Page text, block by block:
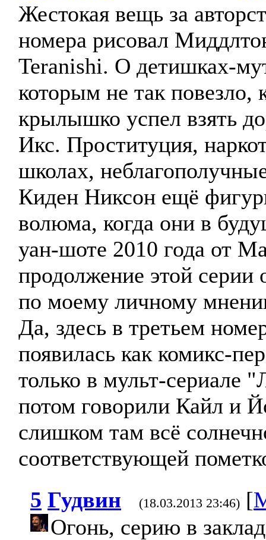
Жестокая вещь за
номера рисовал
Teranishi. О детишках-
которым не так
крылышко успел взять
Икс. Проституция,
школах,
Киден Никсон ещё
волюма, когда они в
уан-шоте 2010 года от
продолжение этой
по моему личному
Да, здесь в третьем
появилась как комикс-
только в мульт-
потом говорили Кайл и
слишком там всё
соответствующей
5 Гудвин (18.03.2013 23:46) [
Огонь, серию в